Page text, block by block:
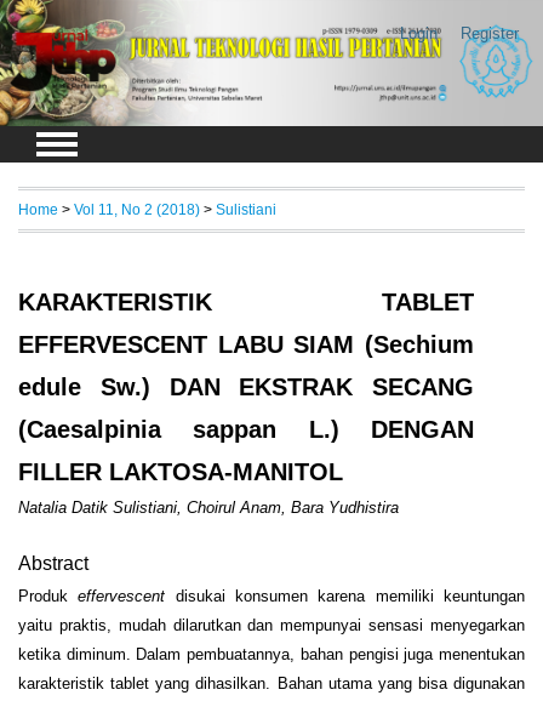
Login Register
Home > Vol 11, No 2 (2018) > Sulistiani
KARAKTERISTIK TABLET
EFFERVESCENT LABU SIAM (Sechium
edule Sw.) DAN EKSTRAK SECANG
(Caesalpinia sappan L.) DENGAN
FILLER LAKTOSA-MANITOL
Natalia Datik Sulistiani, Choirul Anam, Bara Yudhistira
Abstract
Produkeffervescent disukai konsumen karena memiliki keuntungan
yaitu praktis, mudah dilarutkan dan mempunyai sensasi menyegarkan
ketika diminum. Dalam pembuatannya, bahan pengisi juga menentukan
karakteristik tablet yang dihasilkan. Bahan utama yang bisa digunakan